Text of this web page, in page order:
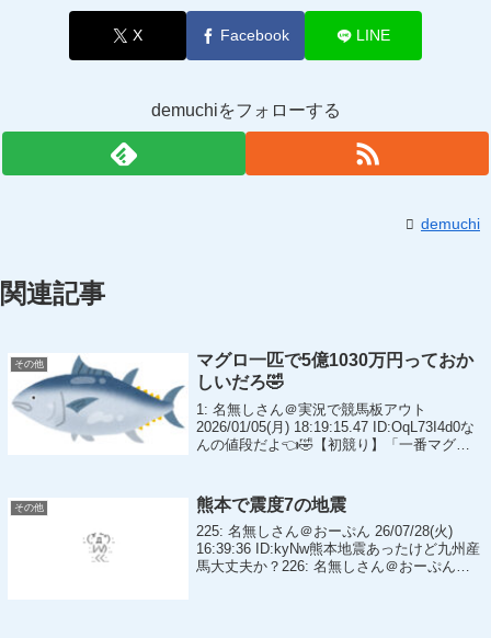
X Facebook LINE
demuchiをフォローする
demuchi
関連記事
その他
マグロ一匹で5億1030万円っておか
しいだろ🤣
1: 名無しさん＠実況で競馬板アウト
2026/01/05(月) 18:19:15.47 ID:OqL73I4d0な
んの値段だよ👈🤣【初競り】「一番マグ
の5億1...
その他 熊本で震度7の地震
225: 名無しさん＠おーぷん 26/07/28(火)
16:39:36 ID:kyNw熊本地震あったけど九州産
馬大丈夫か？226: 名無しさん＠おーぷん